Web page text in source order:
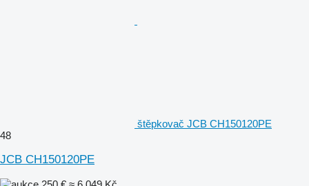
štěpkovač JCB CH150120PE
48
JCB CH150120PE